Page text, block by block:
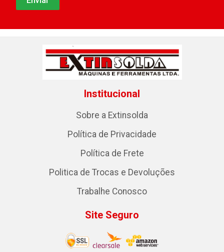
Institucional
Sobre a Extinsolda
Política de Privacidade
Política de Frete
Politica de Trocas e Devoluções
Trabalhe Conosco
Site Seguro